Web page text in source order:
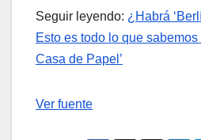
Seguir leyendo: ¿Habrá
Esto es todo lo que
Casa de Papel’
Ver fuente